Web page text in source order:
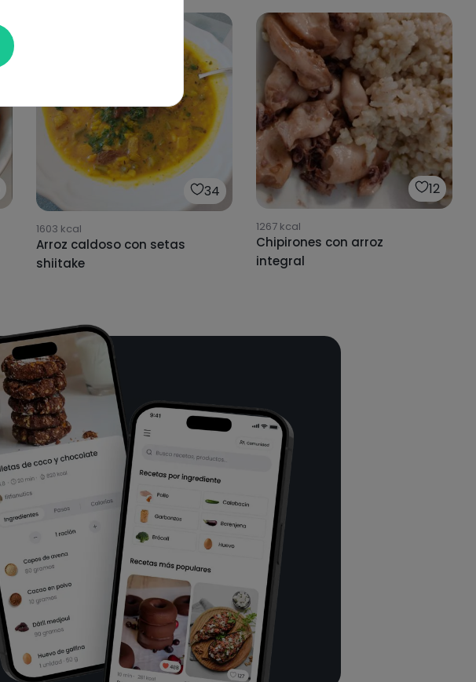
34
1603 kcal
Arroz caldoso con setas
shiitake
12
1267kcal
Chipirones con arroz
integral